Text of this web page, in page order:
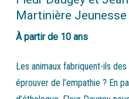
Martinière Jeunesse
À partir de 10 ans
Les animaux fabriquent-ils
éprouver de l’empathie ? En